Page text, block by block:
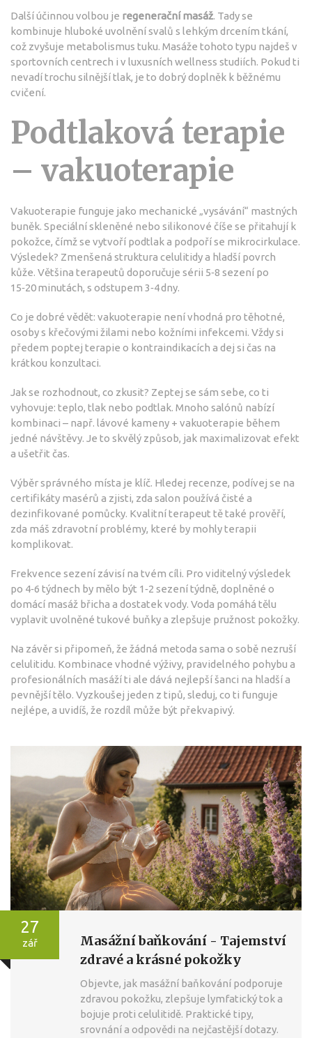
Další účinnou volbou je regenerační masáž. Tady se
kombinuje hluboké uvolnění svalů s lehkým drcením tkání,
což zvyšuje metabolismus tuku. Masáže tohoto typu najdeš v
sportovních centrech i v luxusních wellness studiích. Pokud ti
nevadí trochu silnější tlak, je to dobrý doplněk k běžnému
cvičení.
Podtlaková terapie
– vakuoterapie
Vakuoterapie funguje jako mechanické „vysávání“ mastných
buněk. Speciální skleněné nebo silikonové číše se přitahují k
pokožce, čímž se vytvoří podtlak a podpoří se mikrocirkulace.
Výsledek? Zmenšená struktura celulitidy a hladší povrch
kůže. Většina terapeutů doporučuje sérii 5‑8 sezení po
15‑20 minutách, s odstupem 3‑4 dny.
Co je dobré vědět: vakuoterapie není vhodná pro těhotné,
osoby s křečovými žilami nebo kožními infekcemi. Vždy si
předem poptej terapie o kontraindikacích a dej si čas na
krátkou konzultaci.
Jak se rozhodnout, co zkusit? Zeptej se sám sebe, co ti
vyhovuje: teplo, tlak nebo podtlak. Mnoho salónů nabízí
kombinaci – např. lávové kameny + vakuoterapie během
jedné návštěvy. Je to skvělý způsob, jak maximalizovat efekt
a ušetřit čas.
Výběr správného místa je klíč. Hledej recenze, podívej se na
certifikáty masérů a zjisti, zda salon používá čisté a
dezinfikované pomůcky. Kvalitní terapeut tě také prověří,
zda máš zdravotní problémy, které by mohly terapii
komplikovat.
Frekvence sezení závisí na tvém cíli. Pro viditelný výsledek
po 4‑6 týdnech by mělo být 1‑2 sezení týdně, doplněné o
domácí masáž břicha a dostatek vody. Voda pomáhá tělu
vyplavit uvolněné tukové buňky a zlepšuje pružnost pokožky.
Na závěr si připomeň, že žádná metoda sama o sobě nezruší
celulitidu. Kombinace vhodné výživy, pravidelného pohybu a
profesionálních masáží ti ale dává nejlepší šanci na hladší a
pevnější tělo. Vyzkoušej jeden z tipů, sleduj, co ti funguje
nejlépe, a uvidíš, že rozdíl může být překvapivý.
27
zář
Masážní baňkování - Tajemství
zdravé a krásné pokožky
Objevte, jak masážní baňkování podporuje
zdravou pokožku, zlepšuje lymfatický tok a
bojuje proti celulitidě. Praktické tipy,
srovnání a odpovědi na nejčastější dotazy.